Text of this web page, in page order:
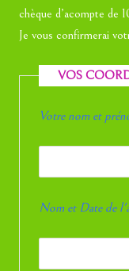
chèque d’acompte de
Je vous confirmerai
VOS
Votre nom et
Nom et Date de